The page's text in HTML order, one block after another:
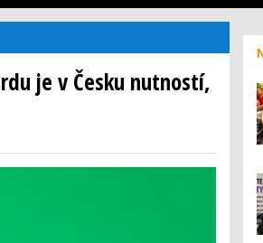
je v Česku nutností,